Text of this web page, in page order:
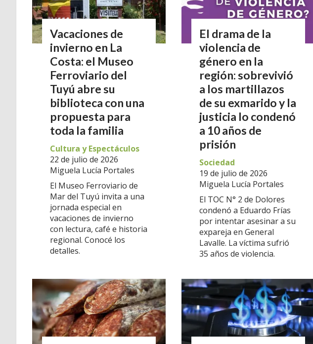
Vacaciones de
invierno en La
Costa: el Museo
Ferroviario del
Tuyú abre su
biblioteca con una
propuesta para
toda la familia
Miguela Lucía Portales
Cultura y Espectáculos
22 de julio de 2026
El Museo Ferroviario de
Mar del Tuyú invita a una
jornada especial en
vacaciones de invierno
con lectura, café e historia
regional. Conocé los
detalles.
El drama de la
violencia de
género en la
región: sobrevivió
a los martillazos
de su exmarido y la
justicia lo condenó
a 10 años de
prisión
Miguela Lucía Portales
Sociedad
19 de julio de 2026
El TOC N° 2 de Dolores
condenó a Eduardo Frías
por intentar asesinar a su
expareja en General
Lavalle. La víctima sufrió
35 años de violencia.